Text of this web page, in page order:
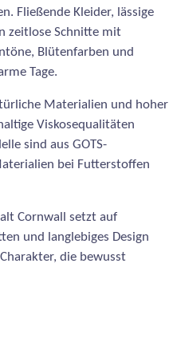
Fließende Kleider, lässige
zeitlose Schnitte mit
Blütenfarben und
Tage.
Materialien und hoher
Viskosequalitäten
sind aus GOTS-
bei Futterstoffen
Cornwall setzt auf
und langlebiges Design
die bewusst